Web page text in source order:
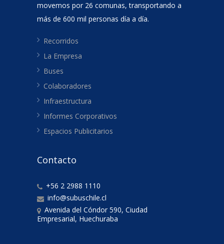
movemos por 26 comunas, transportando a
más de 600 mil personas día a día.
Recorridos
La Empresa
Buses
Colaboradores
Infraestructura
Informes Corporativos
Espacios Publicitarios
Contacto
+56 2 2988 1110
info@subuschile.cl
Avenida del Cóndor 590, Ciudad
Empresarial, Huechuraba